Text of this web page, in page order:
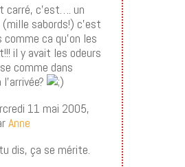
carré, c’est…. un
(mille sabords!) c’est
comme ca qu’on les
il y avait les odeurs
comme dans
11 mai 2005,
Anne
dis, ça se mérite.